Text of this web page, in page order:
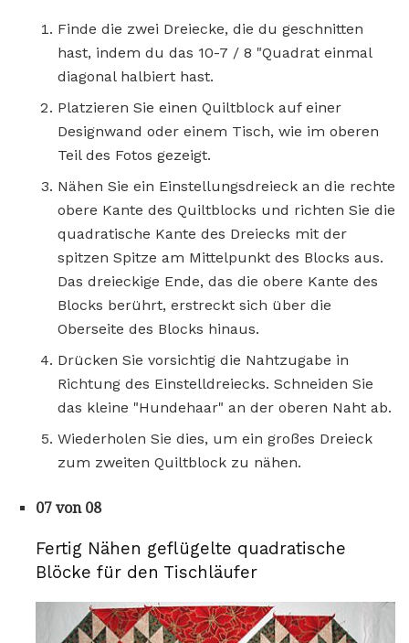
Finde die zwei Dreiecke, die du geschnitten
hast, indem du das 10-7 / 8 "Quadrat einmal
diagonal halbiert hast.
Platzieren Sie einen Quiltblock auf einer
Designwand oder einem Tisch, wie im oberen
Teil des Fotos gezeigt.
Nähen Sie ein Einstellungsdreieck an die rechte
obere Kante des Quiltblocks und richten Sie die
quadratische Kante des Dreiecks mit der
spitzen Spitze am Mittelpunkt des Blocks aus.
Das dreieckige Ende, das die obere Kante des
Blocks berührt, erstreckt sich über die
Oberseite des Blocks hinaus.
Drücken Sie vorsichtig die Nahtzugabe in
Richtung des Einstelldreiecks. Schneiden Sie
das kleine "Hundehaar" an der oberen Naht ab.
Wiederholen Sie dies, um ein großes Dreieck
zum zweiten Quiltblock zu nähen.
07 von 08
Fertig Nähen geflügelte quadratische
Blöcke für den Tischläufer